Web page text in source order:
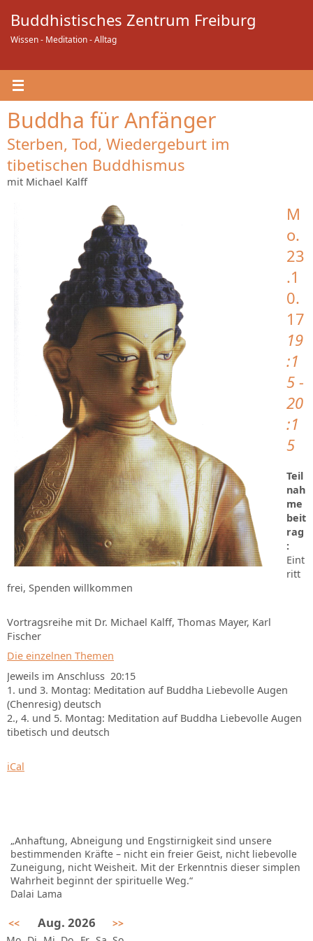
Inhalt
springen
Buddhistisches Zentrum Freiburg
Wissen - Meditation - Alltag
Buddha für Anfänger
Sterben, Tod, Wiedergeburt im
tibetischen Buddhismus
mit Michael Kalff
M
o.
23
.1
0.
17
19
:1
5 -
20
:1
5
Teil
nah
me
beit
rag
:
Eint
ritt
frei, Spenden willkommen
Vortragsreihe mit Dr. Michael Kalff, Thomas Mayer, Karl
Fischer
Die einzelnen Themen
Jeweils im Anschluss 20:15
1. und 3. Montag: Meditation auf Buddha Liebevolle Augen
(Chenresig) deutsch
2., 4. und 5. Montag: Meditation auf Buddha Liebevolle Augen
tibetisch und deutsch
iCal
„Anhaftung, Abneigung und Engstirnigkeit sind unsere
bestimmenden Kräfte – nicht ein freier Geist, nicht liebevolle
Zuneigung, nicht Weisheit. Mit der Erkenntnis dieser simplen
Wahrheit beginnt der spirituelle Weg.“
Dalai Lama
<< Aug. 2026
>>